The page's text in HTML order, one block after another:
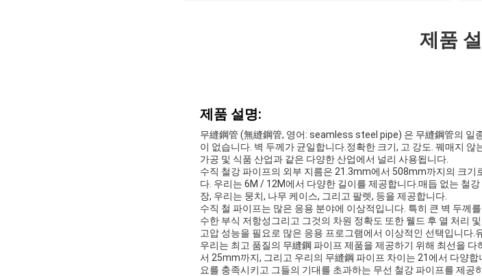
제품
제품 설명:
무縫鋼管 (無縫鋼管, 영어: seamless steel pipe) 은 무縫鋼管의 일
이 없습니다. 벽 두께가 균일합니다.정확한 크기, 고 강도. 꿰매지
가공 및 식품 산업과 같은 다양한 산업에서 널리 사용됩니다.
수직 철강 파이프의 외부 지름은 21.3mm에서 508mm까지의 크기
다. 우리는 6M / 12M에서 다양한 길이를 제공합니다.매듭 없는 철
장, 우리는 뭉치, 나무 케이스, 그리고 팔렛, 등을 제공합니다.
수직 철 파이프는 많은 응용 분야에 이상적입니다. 특히 큰 벽 두께
수한 부식 저항성그리고 그것의 차원 정확도 또한 웰드 후 열 처리
고압 성능을 필요로 많은 응용 프로그램에서 이상적인 선택입니다.
우리는 최고 품질의 무縫鋼 파이프 제품을 제공하기 위해 최선을
서 25mm까지, 그리고 우리의 무縫鋼 파이프 차이는 21에서 다양
요를 충족시키고 그들의 기대를 초과하는 무선 철강 파이프를 제공